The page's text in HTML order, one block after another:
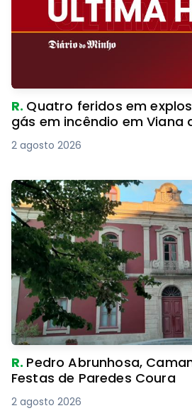
R. Quatro feridos em
gás em incêndio em Viana
2 agosto 2026
R. Pedro Abrunhosa,
Festas de Paredes Coura
2 agosto 2026